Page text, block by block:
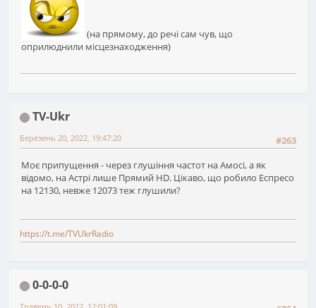
(на прямому, до речі сам чув, що
оприлюднили місцезнаходження)
TV-Ukr
#263
Березень 20, 2022, 19:47:20
Моє припущення - через глушіння частот на Амосі, а як
відомо, на Астрі лише Прямий HD. Цікаво, що робило Еспресо
на 12130, невже 12073 теж глушили?
https://t.me/TVUkrRadio
0-0-0-0